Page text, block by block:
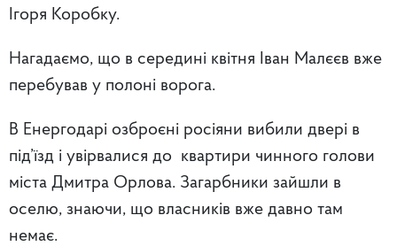
Ігоря Коробку.
Нагадаємо, що в середині квітня Іван Малєєв вже
перебував у полоні ворога.
В Енергодарі озброєні росіяни вибили двері в
під’їзд і увірвалися до квартири чинного голови
міста Дмитра Орлова. Загарбники зайшли в
оселю, знаючи, що власників вже давно там
немає.